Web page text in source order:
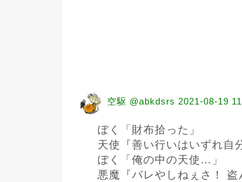
空駆 @abkdsrs 2021-08-19
ぼく「財布拾った」
天使『善い行いはいずれ自
ぼく「俺の中の天使…」
悪魔『バレやしねぇさ！ 盗